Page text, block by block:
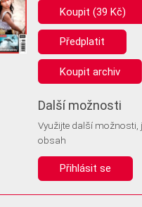
webu nepotřebujeme
Rádi bychom vás ale
informací:
ID
poznáme, že se jedná o stejné
zcela anonymní.
a odmítnutí si ukládáme do
neptali. Můžete je kdykoli
Koupit (39 Kč)
Předplatit
Koupit archiv
Další možnosti
Využijte další možnosti,
obsah
Přihlásit se